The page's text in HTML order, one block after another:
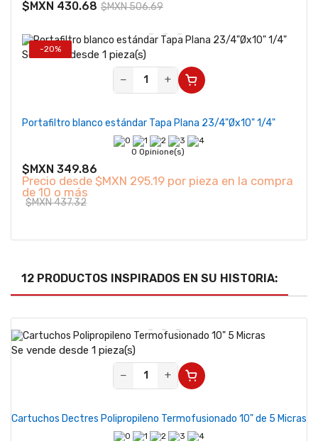
$MXN 430.68 $MXN 506.69
-20%
Se vende desde 1 pieza(s)
−
+
Portafiltro blanco estándar Tapa Plana 23/4"Øx10" 1/4"
0 Opinione(s)
$MXN 349.86
Precio desde $MXN 295.19 por pieza en la compra
de 10 o más
$MXN 437.32
12 PRODUCTOS INSPIRADOS EN SU HISTORIA:
Se vende desde 1 pieza(s)
−
+
Cartuchos Dectres Polipropileno Termofusionado 10" de 5 Micras